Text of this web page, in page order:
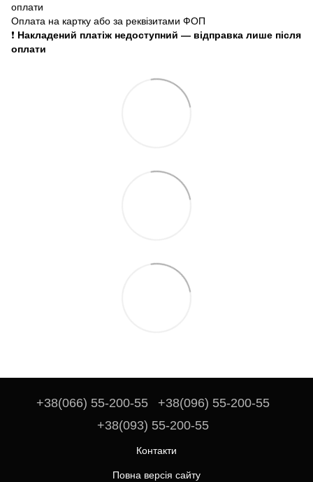
оплати
Оплата на картку або за реквізитами ФОП
❗ Накладений платіж недоступний — відправка лише після
оплати
+38(066) 55-200-55
+38(096) 55-200-55
+38(093) 55-200-55
Контакти
Повна версія сайту